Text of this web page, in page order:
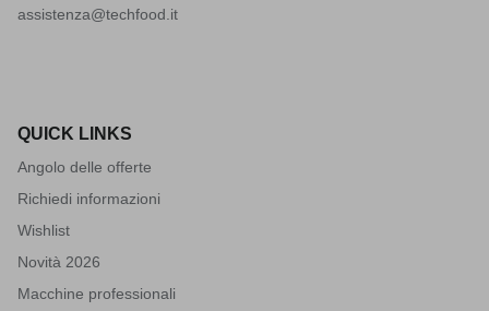
assistenza@techfood.it
QUICK LINKS
Angolo delle offerte
Richiedi informazioni
Wishlist
Novità 2026
Macchine professionali